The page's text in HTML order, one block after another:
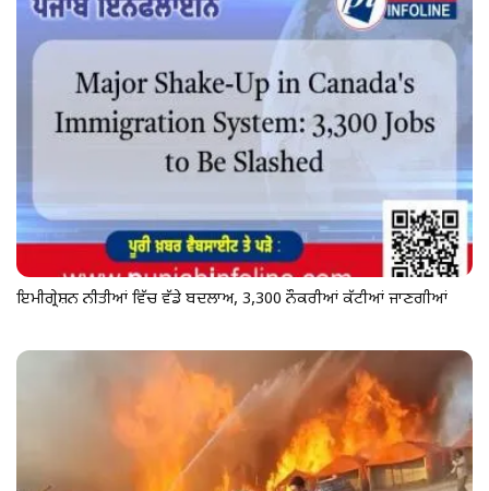
ਇਮੀਗ੍ਰੇਸ਼ਨ ਨੀਤੀਆਂ ਵਿੱਚ ਵੱਡੇ ਬਦਲਾਅ, 3,300 ਨੌਕਰੀਆਂ ਕੱਟੀਆਂ ਜਾਣਗੀਆਂ